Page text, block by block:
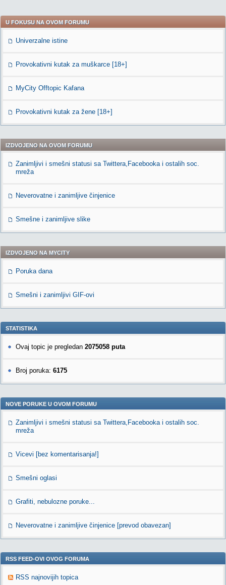
U FOKUSU NA OVOM FORUMU
Univerzalne istine
Provokativni kutak za muškarce [18+]
MyCity Offtopic Kafana
Provokativni kutak za žene [18+]
IZDVOJENO NA OVOM FORUMU
Zanimljivi i smešni statusi sa Twittera,Facebooka i ostalih soc.
mreža
Neverovatne i zanimljive činjenice
Smešne i zanimljive slike
IZDVOJENO NA MYCITY
Poruka dana
Smešni i zanimljivi GIF-ovi
STATISTIKA
Ovaj topic je pregledan 2075058 puta
Broj poruka: 6175
NOVE PORUKE U OVOM FORUMU
Zanimljivi i smešni statusi sa Twittera,Facebooka i ostalih soc.
mreža
Vicevi [bez komentarisanja!]
Smešni oglasi
Grafiti, nebulozne poruke...
Neverovatne i zanimljive činjenice [prevod obavezan]
RSS FEED-OVI OVOG FORUMA
RSS najnovijih topica